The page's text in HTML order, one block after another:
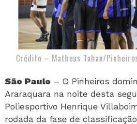
Crédito – Matheus Tahan/
São Paulo – O Pinheiros
Araraquara na noite desta
Poliesportivo Henrique
rodada da fase de